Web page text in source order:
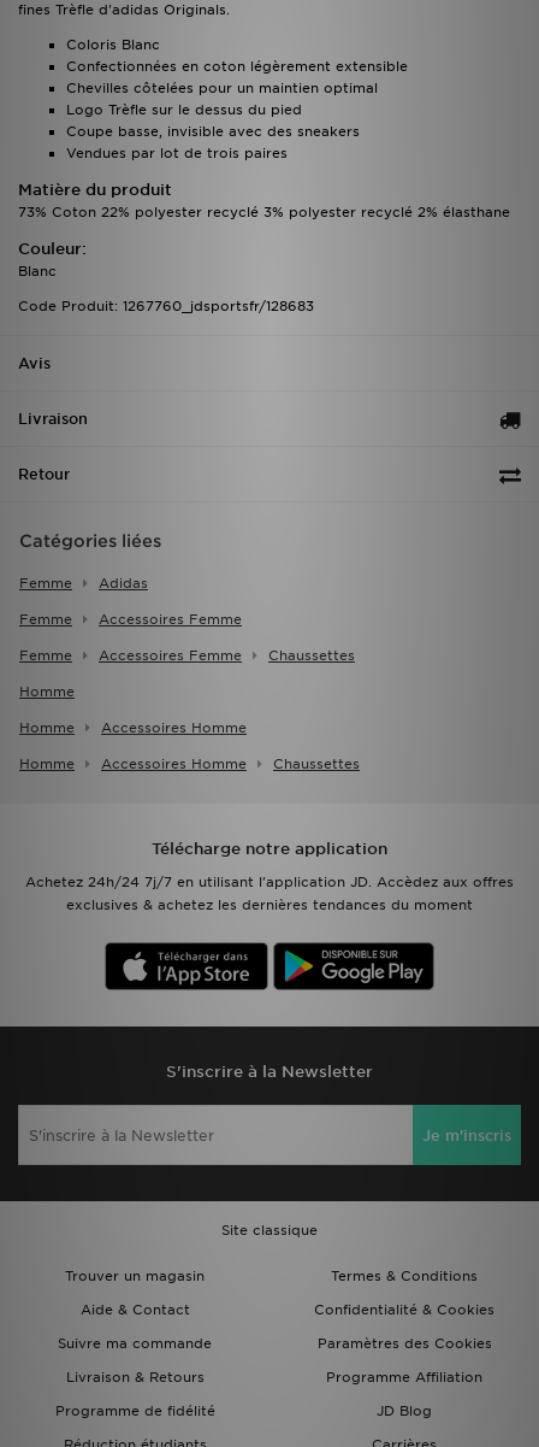
fines Trèfle d'adidas Originals.
Coloris Blanc
Confectionnées en coton légèrement extensible
Chevilles côtelées pour un maintien optimal
Logo Trèfle sur le dessus du pied
Coupe basse, invisible avec des sneakers
Vendues par lot de trois paires
Matière du produit
73% Coton 22% polyester recyclé 3% polyester recyclé 2% élasthane
Couleur:
Blanc
Code Produit: 1267760_jdsportsfr/128683
Avis
Livraison
Retour
Catégories liées
Femme Adidas
Femme Accessoires Femme
Femme Accessoires Femme Chaussettes
Homme
Homme Accessoires Homme
Homme Accessoires Homme Chaussettes
Télécharge notre application
Achetez 24h/24 7j/7 en utilisant l'application JD. Accèdez aux offres
exclusives & achetez les dernières tendances du moment
S'inscrire à la Newsletter
Je m'inscris
Site classique
Trouver un magasin
Termes & Conditions
Aide & Contact
Confidentialité & Cookies
Suivre ma commande
Paramètres des Cookies
Livraison & Retours
Programme Affiliation
Programme de fidélité
JD Blog